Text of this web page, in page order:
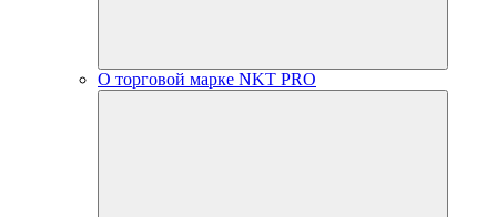
О торговой марке NKT PRO